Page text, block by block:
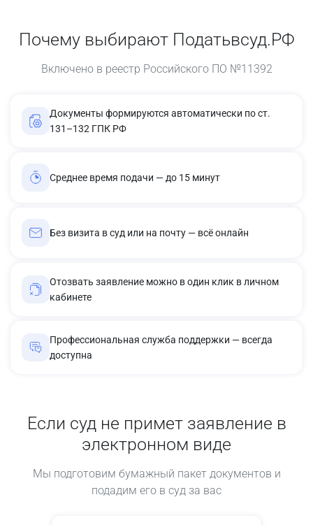
Почему выбирают Податьвсуд.РФ
Включено в реестр Российского ПО №11392
Документы формируются автоматически по ст.
131–132 ГПК РФ
Среднее время подачи — до 15 минут
Без визита в суд или на почту — всё онлайн
Отозвать заявление можно в один клик в личном
кабинете
Профессиональная служба поддержки — всегда
доступна
Если суд не примет заявление в
электронном виде
Мы подготовим бумажный пакет документов и
подадим его в суд за вас